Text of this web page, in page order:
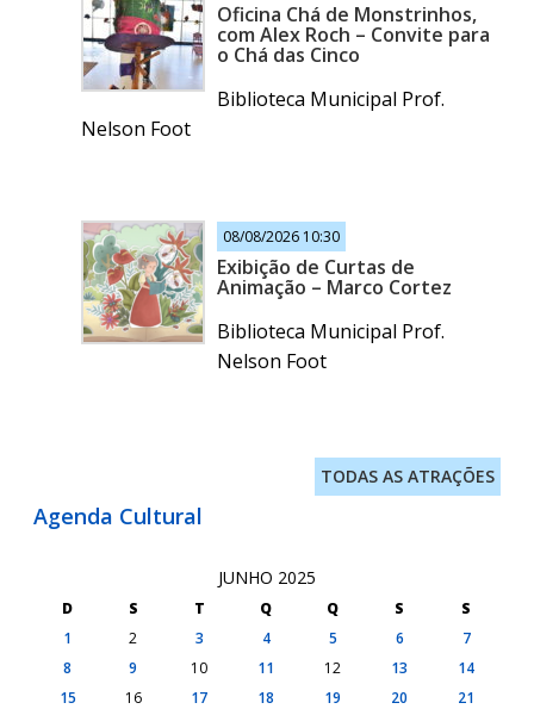
Oficina Chá de Monstrinhos,
com Alex Roch – Convite para
o Chá das Cinco
Biblioteca Municipal Prof.
Nelson Foot
08/08/2026 10:30
Exibição de Curtas de
Animação – Marco Cortez
Biblioteca Municipal Prof.
Nelson Foot
TODAS AS ATRAÇÕES
Agenda Cultural
JUNHO 2025
D S T Q Q S
S
1
2 3 4 5 6
7
8
9 10 11 12 13
14
15
16 17 18 19 20
21